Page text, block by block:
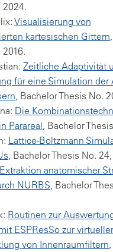
2024.
Visualisierung von
kartesischen Gittern
Zeitliche Adaptivität
für eine Simulation der
, Bachelor Thesis No.
Die
Parareal, Bachelor
Lattice-Boltzmann
, Bachelor Thesis No.
Extraktion anatomischer
NURBS, Bachelor
Routinen zur
ESPResSo zur
von Innenraumfiltern